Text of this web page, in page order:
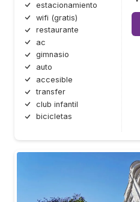
estacionamiento
wifi (gratis)
restaurante
ac
gimnasio
auto
accesible
transfer
club infantil
bicicletas